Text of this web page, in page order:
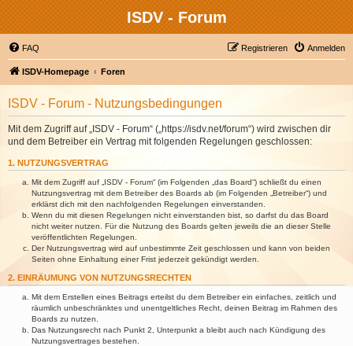
ISDV - Forum
FAQ Anmelden
Registrieren
ISDV-Homepage Foren
ISDV - Forum - Nutzungsbedingungen
Mit dem Zugriff auf „ISDV - Forum“ („https://isdv.net/forum“) wird zwischen dir
und dem Betreiber ein Vertrag mit folgenden Regelungen geschlossen:
1. NUTZUNGSVERTRAG
Mit dem Zugriff auf „ISDV - Forum“ (im Folgenden „das Board“) schließt du einen
Nutzungsvertrag mit dem Betreiber des Boards ab (im Folgenden „Betreiber“) und
erklärst dich mit den nachfolgenden Regelungen einverstanden.
Wenn du mit diesen Regelungen nicht einverstanden bist, so darfst du das Board
nicht weiter nutzen. Für die Nutzung des Boards gelten jeweils die an dieser Stelle
veröffentlichten Regelungen.
Der Nutzungsvertrag wird auf unbestimmte Zeit geschlossen und kann von beiden
Seiten ohne Einhaltung einer Frist jederzeit gekündigt werden.
2. EINRÄUMUNG VON NUTZUNGSRECHTEN
Mit dem Erstellen eines Beitrags erteilst du dem Betreiber ein einfaches, zeitlich und
räumlich unbeschränktes und unentgeltliches Recht, deinen Beitrag im Rahmen des
Boards zu nutzen.
Das Nutzungsrecht nach Punkt 2, Unterpunkt a bleibt auch nach Kündigung des
Nutzungsvertrages bestehen.